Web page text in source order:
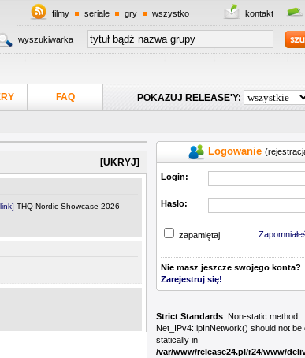
kontakt
filmy seriale gry wszystko
wyszukiwarka
POKAZUJ RELEASE'Y:
FAQ
Logowanie
Login:
Hasło:
zapamiętaj
Nie masz jeszcze swojego konta?
Zarejestruj się!
Strict Standards: Non-static method
Net_IPv4::ipInNetwork() should not be
statically in
/var/www/release24.pl/r24/www/
[UKRYJ]